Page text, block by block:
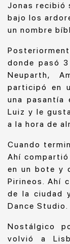
Jonas recibió
bajo los
un nombre
donde pasó
Neuparth,
participó en
una pasantía
Luiz y le
a la hora de
Cuando
Ahí
en un bote y
Pirineos. Ahí
de la ciudad
Dance Studio.
Nostálgico
volvió a